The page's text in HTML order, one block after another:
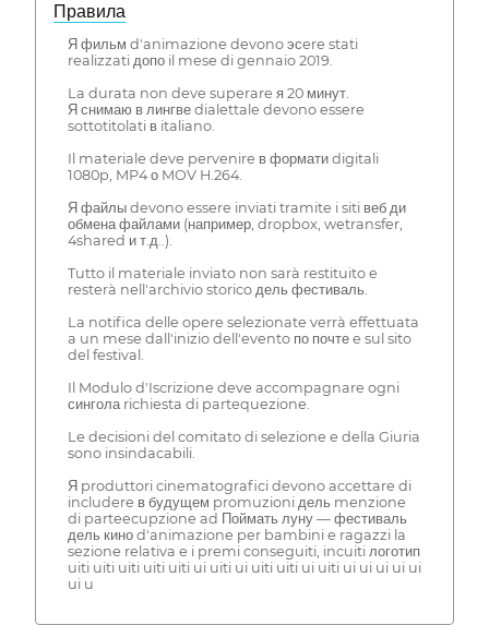
Правила
Я фильм d'animazione devono эсere stati
realizzati допо il mese di gennaio 2019.
La durata non deve superare я 20 минут.
Я снимаю в лингве dialettale devono essere
sottotitolati в italiano.
Il materiale deve pervenire в формати digitali
1080p, MP4 о MOV H.264.
Я файлы devono essere inviati tramite i siti веб ди
обмена файлами (например, dropbox, wetransfer,
4shared и т.д..).
Tutto il materiale inviato non sarà restituito e
resterà nell'archivio storico дель фестиваль.
La notifica delle opere selezionate verrà effettuata
a un mese dall'inizio dell'evento по почте e sul sito
del festival.
Il Modulo d'Iscrizione deve accompagnare ogni
сингола richiesta di partequezione.
Le decisioni del comitato di selezione e della Giuria
sono insindacabili.
Я produttori cinematografici devono accettare di
includere в будущем promuzioni дель menzione
di parteecupzione ad Поймать луну — фестиваль
дель кино d'animazione per bambini e ragazzi la
sezione relativa e i premi conseguiti, incuiti логотип
uiti uiti uiti uiti uiti ui uiti ui uiti uiti ui uiti ui ui ui ui ui
ui u